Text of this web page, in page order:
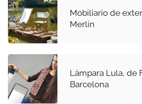
Mobiliario de
Merlin
Lámpara Lula, de
Barcelona